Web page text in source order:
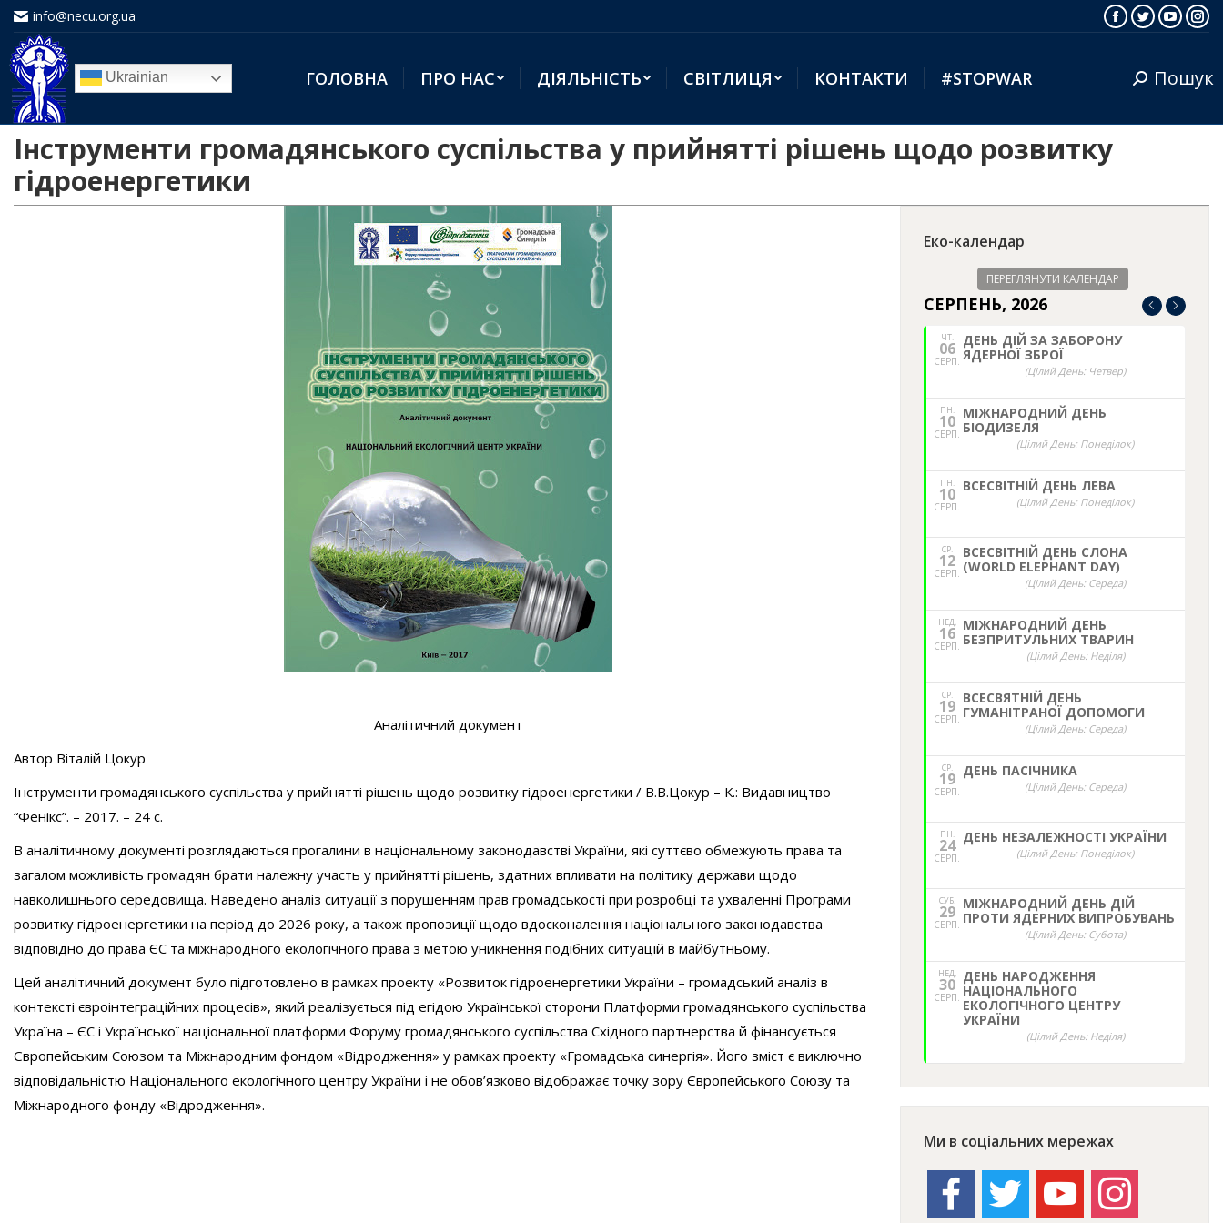
info@necu.org.ua
Facebook
Twitter
Ukrainian ГОЛОВНА ПРО НАС ДІЯЛЬНІСТЬ СВІТЛИЦЯ КОНТАКТИ #STOPWAR Search:Пошук
Інструменти громадянського суспільства у прийнятті рішень щодо розвитку
гідроенергетики
Аналітичний документ
Автор Віталій Цокур
Інструменти громадянського суспільства у прийнятті рішень щодо розвитку гідроенергетики / В.В.Цокур – К.: Видавництво
“Фенікс”. – 2017. – 24 с.
В аналітичному документі розглядаються прогалини в національному законодавстві України, які суттєво обмежують права та
загалом можливість громадян брати належну участь у прийнятті рішень, здатних впливати на політику держави щодо
навколишнього середовища. Наведено аналіз ситуації з порушенням прав громадськості при розробці та ухваленні Програми
розвитку гідроенергетики на період до 2026 року, а також пропозиції щодо вдосконалення національного законодавства
відповідно до права ЄС та міжнародного екологічного права з метою уникнення подібних ситуацій в майбутньому.
Цей аналітичний документ було підготовлено в рамках проекту «Розвиток гідроенергетики України – громадський аналіз в
контексті євроінтеграційних процесів», який реалізується під егідою Української сторони Платформи громадянського суспільства
Україна – ЄС і Української національної платформи Форуму громадянського суспільства Східного партнерства й фінансується
Європейським Союзом та Міжнародним фондом «Відродження» у рамках проекту «Громадська синергія». Його зміст є виключно
відповідальністю Національного екологічного центру України і не обов’язково відображає точку зору Європейського Союзу та
Міжнародного фонду «Відродження».
Еко-календар
ПЕРЕГЛЯНУТИ КАЛЕНДАР
СЕРПЕНЬ, 2026
ЧТ.
06
СЕРП.
ДЕНЬ ДІЙ ЗА ЗАБОРОНУ
ЯДЕРНОЇ ЗБРОЇ
(Цілий День: Четвер)
ПН.
10
СЕРП.
МІЖНАРОДНИЙ ДЕНЬ
БІОДИЗЕЛЯ
(Цілий День: Понеділок)
ПН.
10
СЕРП.
ВСЕСВІТНІЙ ДЕНЬ ЛЕВА
(Цілий День: Понеділок)
СР.
12
СЕРП.
ВСЕСВІТНІЙ ДЕНЬ СЛОНА
(WORLD ELEPHANT DAY)
(Цілий День: Середа)
НЕД,
16
СЕРП.
МІЖНАРОДНИЙ ДЕНЬ
БЕЗПРИТУЛЬНИХ ТВАРИН
(Цілий День: Неділя)
СР.
19
СЕРП.
ВСЕСВЯТНІЙ ДЕНЬ
ГУМАНІТРАНОЇ ДОПОМОГИ
(Цілий День: Середа)
СР.
19
СЕРП.
ДЕНЬ ПАСІЧНИКА
(Цілий День: Середа)
ПН.
24
СЕРП.
ДЕНЬ НЕЗАЛЕЖНОСТІ УКРАЇНИ
(Цілий День: Понеділок)
СУБ.
29
СЕРП.
МІЖНАРОДНИЙ ДЕНЬ ДІЙ
ПРОТИ ЯДЕРНИХ ВИПРОБУВАНЬ
(Цілий День: Субота)
НЕД,
30
СЕРП.
ДЕНЬ НАРОДЖЕННЯ
НАЦІОНАЛЬНОГО
ЕКОЛОГІЧНОГО ЦЕНТРУ
УКРАЇНИ
(Цілий День: Неділя)
Ми в соціальних мережах
facebook twitter youtube instagram